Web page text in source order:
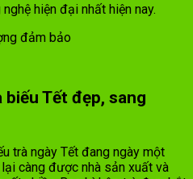
hiện đại nhất hiện nay.
đảm bảo
Tết đẹp, sang
trà ngày Tết đang ngày một
càng được nhà sản xuất và